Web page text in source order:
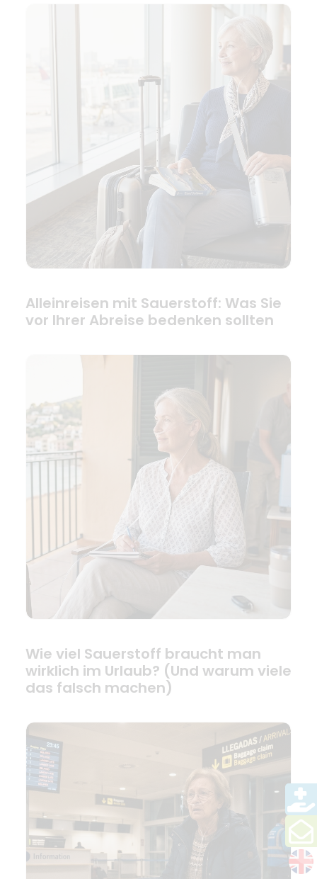
Alleinreisen mit Sauerstoff: Was Sie
vor Ihrer Abreise bedenken sollten
Wie viel Sauerstoff braucht man
wirklich im Urlaub? (Und warum viele
das falsch machen)